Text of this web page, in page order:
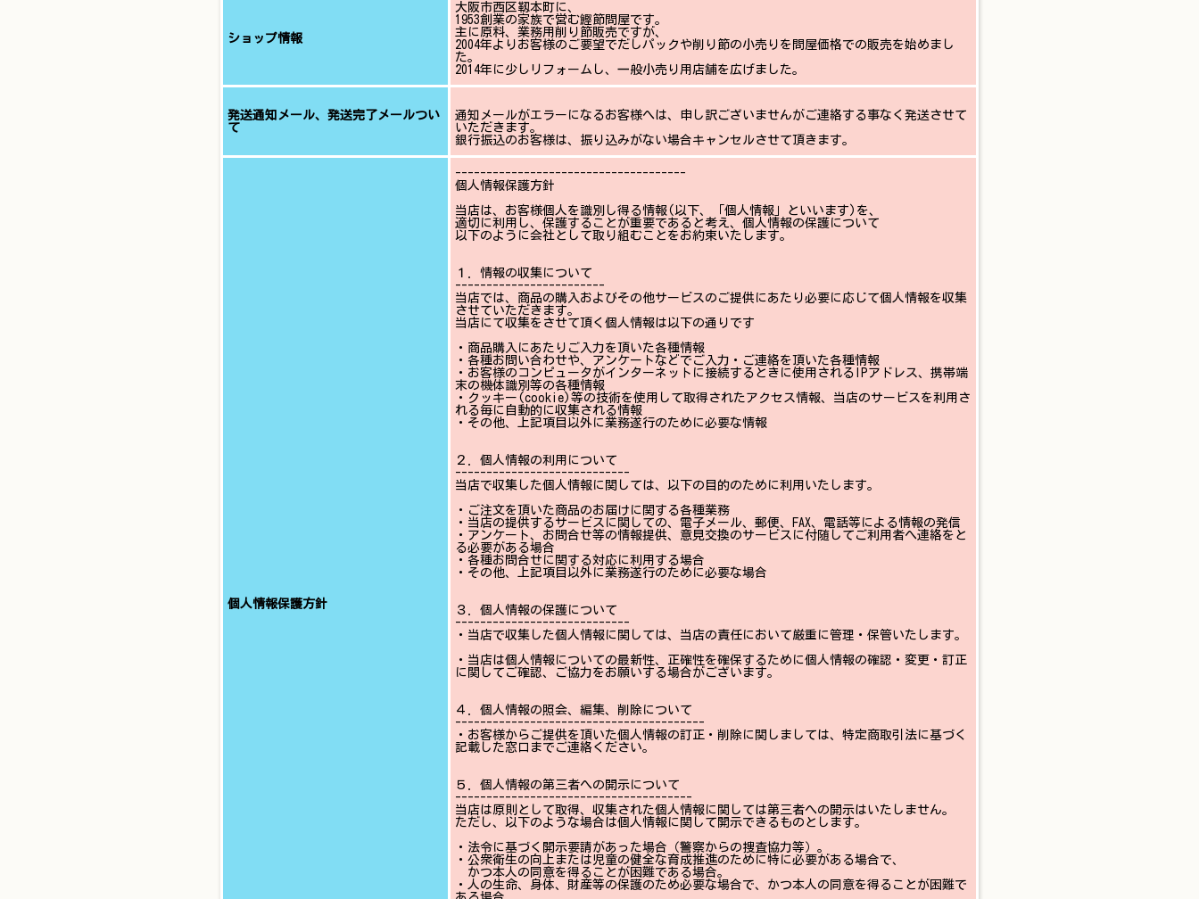
ショップ情報
大阪市西区靱本町に、
1953創業の家族で営む鰹節問屋です。
主に原料、業務用削り節販売ですが、
2004年よりお客様のご要望でだしパックや削り節の小売りを問屋価格での販売を始めまし
た。
2014年に少しリフォームし、一般小売り用店舗を広げました。
発送通知メール、発送完了メールつい
て
通知メールがエラーになるお客様へは、申し訳ございませんがご連絡する事なく発送させて
いただきます。
銀行振込のお客様は、振り込みがない場合キャンセルさせて頂きます。
個人情報保護方針
-------------------------------------
個人情報保護方針
当店は、お客様個人を識別し得る情報(以下、「個人情報」といいます)を、
適切に利用し、保護することが重要であると考え、個人情報の保護について
以下のように会社として取り組むことをお約束いたします。
１．情報の収集について
------------------------
当店では、商品の購入およびその他サービスのご提供にあたり必要に応じて個人情報を収集
させていただきます。
当店にて収集をさせて頂く個人情報は以下の通りです
・商品購入にあたりご入力を頂いた各種情報
・各種お問い合わせや、アンケートなどでご入力・ご連絡を頂いた各種情報
・お客様のコンピュータがインターネットに接続するときに使用されるIPアドレス、携帯端
末の機体識別等の各種情報
・クッキー(cookie)等の技術を使用して取得されたアクセス情報、当店のサービスを利用さ
れる毎に自動的に収集される情報
・その他、上記項目以外に業務遂行のために必要な情報
２．個人情報の利用について
----------------------------
当店で収集した個人情報に関しては、以下の目的のために利用いたします。
・ご注文を頂いた商品のお届けに関する各種業務
・当店の提供するサービスに関しての、電子メール、郵便、FAX、電話等による情報の発信
・アンケート、お問合せ等の情報提供、意見交換のサービスに付随してご利用者へ連絡をと
る必要がある場合
・各種お問合せに関する対応に利用する場合
・その他、上記項目以外に業務遂行のために必要な場合
３．個人情報の保護について
----------------------------
・当店で収集した個人情報に関しては、当店の責任において厳重に管理・保管いたします。
・当店は個人情報についての最新性、正確性を確保するために個人情報の確認・変更・訂正
に関してご確認、ご協力をお願いする場合がございます。
４．個人情報の照会、編集、削除について
----------------------------------------
・お客様からご提供を頂いた個人情報の訂正・削除に関しましては、特定商取引法に基づく
記載した窓口までご連絡ください。
５．個人情報の第三者への開示について
--------------------------------------
当店は原則として取得、収集された個人情報に関しては第三者への開示はいたしません。
ただし、以下のような場合は個人情報に関して開示できるものとします。
・法令に基づく開示要請があった場合（警察からの捜査協力等）。
・公衆衛生の向上または児童の健全な育成推進のために特に必要がある場合で、
かつ本人の同意を得ることが困難である場合。
・人の生命、身体、財産等の保護のため必要な場合で、かつ本人の同意を得ることが困難で